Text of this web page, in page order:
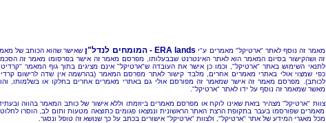
מאמר זה נוסף לאתר "ארטיקל" מאמרים ע"י ERA lands - המומחים לנדל"ן
שאישר שהוא הכותב של
זה ושהקישור בסיום המאמר הוא לאתר האינטרנט שבבעלותו, מפרסם מאמר זה אישר בפרסומו מאמר זה
לתנאי השימוש באתר "ארטיקל", וכמו כן אישר את העובדה ש"ארטיקל" אינם מציגים בתוך גוף המאמר
כפי שמצוי אולי באתרי מאמרים אחרים, מלבד קישור לאתר מפרסם המאמר (בהרשמה אין שדה לרישום
לכותב). מפרסם מאמר זה אישר שמאמר זה מפורסם אולי גם באתרי מאמרים אחרים בחלקו או בשלמותו,
מאשר שמאמר זה נוסף על ידו לאתר "ארטיקל".
צוות "ארטיקל" מצהיר בזאת שאינו לוקח או מפרסם מאמרים ביוזמתו וללא אישור של כותב המאמר בהווה
מאמרים שפורסמו בעבר בתקופת הרצת האתר הראשונית ונמצאו פגומים כתוצאה מטעות ותום לב, הוסרו
מכל מאגרי המידע של אתר "ארטיקל", ולצוות "ארטיקל" אישורים בכתב על כך שנושא זה טופל ונסגר.